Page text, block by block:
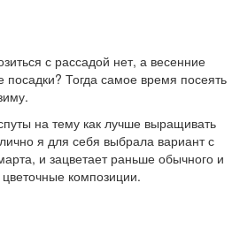
с рассадой нет, а весенние
Тогда самое время посеять
на тему как лучше выращивать
я для себя выбрала вариант с
и зацветает раньше обычного и
цветочные композиции.